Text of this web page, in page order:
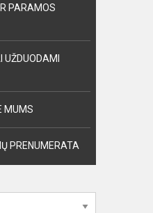
PARAMOS
UŽDUODAMI
MUMS
PRENUMERATA